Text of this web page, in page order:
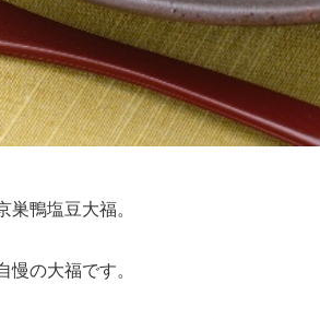
巣鴨塩豆大福。
慢の大福です。